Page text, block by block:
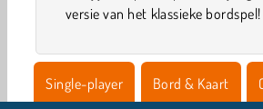
versie van het klassieke
Single-player Bord & Kaart